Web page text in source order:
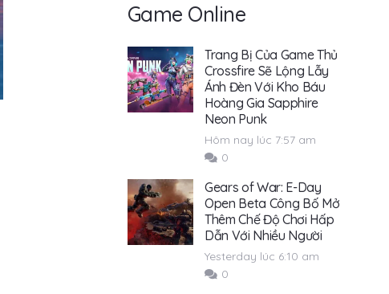
Game Online
Trang Bị Của Game Thủ
Crossfire Sẽ Lộng Lẫy
Ánh Đèn Với Kho Báu
Hoàng Gia Sapphire
Neon Punk
Hôm nay lúc 7:57 am
0
Gears of War: E-Day
Open Beta Công Bố Mở
Thêm Chế Độ Chơi Hấp
Dẫn Với Nhiều Người
Yesterday lúc 6:10 am
0